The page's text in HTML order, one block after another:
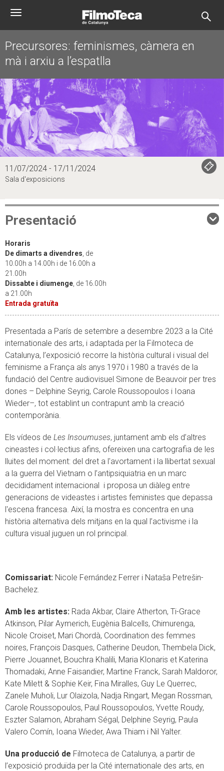
Toggle
Precursores: feminismes, càmera en
mà i arxiu a l’espatlla
11/07/2024 - 17/11/2024
Sala d'exposicions
Presentació
Horaris
De dimarts a divendres , de
10.00h a 14.00h i de 16.00h a
21.00h
Dissabte i diumenge , de 16.00h
a 21.00h
Entrada gratuïta
Presentada a París de setembre a desembre 2023 a la Cité
internationale des arts, i adaptada per la Filmoteca de
Catalunya, l’exposició recorre la història cultural i visual del
feminisme a França als anys 1970 i 1980 a través de la
fundació del Centre audiovisuel Simone de Beauvoir per tres
dones – Delphine Seyrig, Carole Roussopoulos i Ioana
Wieder–, tot establint un contrapunt amb la creació
contemporània.
Els vídeos de Les Insoumuses, juntament amb els d’altres
cineastes i col·lectius afins, ofereixen una cartografia de les
lluites del moment: del dret a l'avortament i la llibertat sexual
a la guerra del Vietnam o l’antipsiquiatria en un marc
decididament internacional i proposa un diàleg entre
generacions de videastes i artistes feministes que depassa
l'escena francesa. Així, la mostra es concentra en una
història alternativa dels mitjans en la qual l’activisme i la
cultura visual juguen un rol principal.
Comissariat: Nicole Fernández Ferrer i Nataša Petrešin-
Bachelez.
Amb les artistes: Rada Akbar, Claire Atherton, Ti-Grace
Atkinson, Pilar Aymerich, Eugènia Balcells, Chimurenga,
Nicole Croiset, Mari Chordà, Coordination des femmes
noires, François Dasques, Catherine Deudon, Thembela Dick,
Pierre Jouannet, Bouchra Khalili, Maria Klonaris et Katerina
Thomadaki, Anne Faisandier, Martine Franck, Sarah Maldoror,
Kate Milett & Sophie Keir, Fina Miralles, Guy Le Querrec,
Zanele Muholi, Lur Olaizola, Nadja Ringart, Megan Rossman,
Carole Roussopoulos, Paul Roussopoulos, Yvette Roudy,
Eszter Salamon, Abraham Ségal, Delphine Seyrig, Paula
Valero Comín, Ioana Wieder, Awa Thiam i Nil Yalter.
Una producció de Filmoteca de Catalunya, a partir de
l’exposició produïda per la Cité internationale des arts, en